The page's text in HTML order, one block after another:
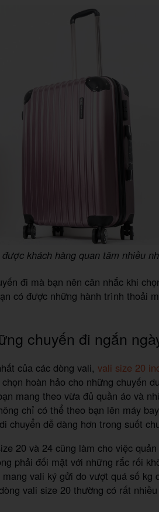
khách hàng quan tâm nhiều
đi mà bạn nên cân nhắc khi
có được những hành trình thoải
chuyến đi ngắn
của các dòng vali, vali size 20
hoàn hảo cho những chuyến
mang theo vừa đủ quần áo và
chỉ có thể theo bạn lên máy
chuyển dễ dàng hơn trong suốt
20 và 24 cũng làm cho việc
phải đối mặt với những rắc rối
vali ký gửi do vượt quá số kg
vali size 20 thường có rất